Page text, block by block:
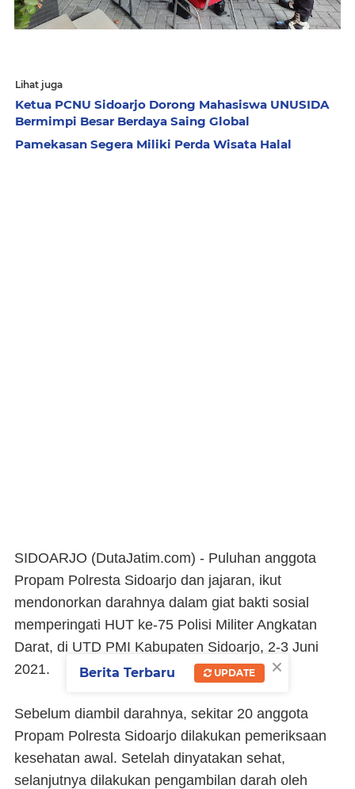
Lihat juga
Ketua PCNU Sidoarjo Dorong Mahasiswa UNUSIDA
Bermimpi Besar Berdaya Saing Global
Pamekasan Segera Miliki Perda Wisata Halal
SIDOARJO (DutaJatim.com) - Puluhan anggota
Propam Polresta Sidoarjo dan jajaran, ikut
mendonorkan darahnya dalam giat bakti sosial
memperingati HUT ke-75 Polisi Militer Angkatan
Darat, di UTD PMI Kabupaten Sidoarjo, 2-3 Juni
2021.
Sebelum diambil darahnya, sekitar 20 anggota
Propam Polresta Sidoarjo dilakukan pemeriksaan
kesehatan awal. Setelah dinyatakan sehat,
selanjutnya dilakukan pengambilan darah oleh
×
Berita Terbaru UPDATE